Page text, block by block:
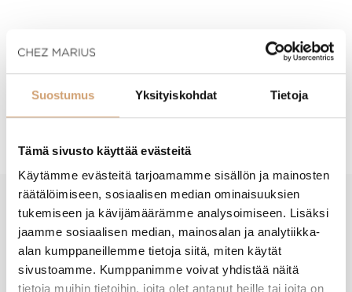
Suostumus Yksityiskohdat Tietoja
Tämä sivusto käyttää evästeitä
Käytämme evästeitä tarjoamamme sisällön ja mainosten
räätälöimiseen, sosiaalisen median ominaisuuksien
tukemiseen ja kävijämäärämme analysoimiseen. Lisäksi
jaamme sosiaalisen median, mainosalan ja analytiikka-
alan kumppaneillemme tietoja siitä, miten käytät
sivustoamme. Kumppanimme voivat yhdistää näitä
tietoja muihin tietoihin, joita olet antanut heille tai joita on
Tuotekuvaus
Hoito-ohjeet
- Tuotteesta ei ole vielä arvosteluja -
New content loaded